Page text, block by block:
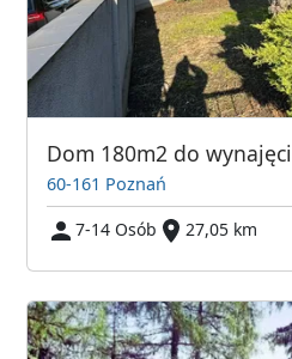
60-161 Poznań
7-14 Osób
27,05 km